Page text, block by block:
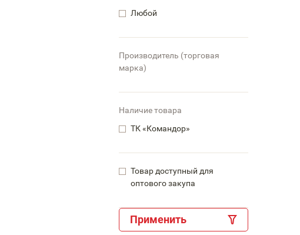
Любой
Производитель (торговая
марка)
Наличие товара
ТК «Командор»
Товар доступный для
оптового закупа
Применить